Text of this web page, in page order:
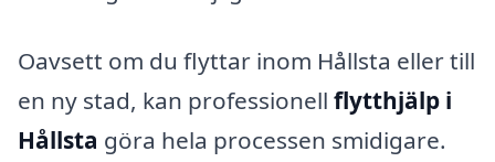
Oavsett om du flyttar inom Hållsta eller till
en ny stad, kan professionell flytthjälp i
Hållsta göra hela processen smidigare.